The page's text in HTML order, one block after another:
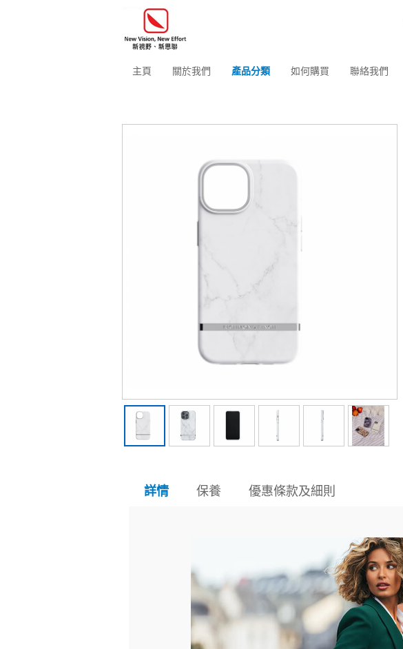
主頁 關於我們 產品分類 如何購買 聯絡我們
詳情 保養 優惠條款及細則